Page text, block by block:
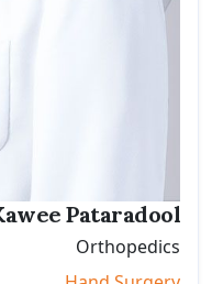
Pataradool
Orthopedics